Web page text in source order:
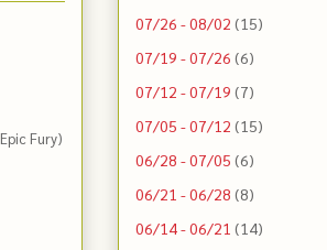
Fury)
07/26 - 08/02 (15)
07/19 - 07/26 (6)
07/12 - 07/19 (7)
07/05 - 07/12 (15)
06/28 - 07/05 (6)
06/21 - 06/28 (8)
06/14 - 06/21 (14)